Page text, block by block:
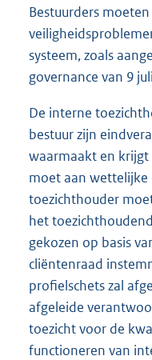
Bestuurders
systeem, zoals
governance van 9
De interne
bestuur zijn
waarmaakt en
moet aan wettelijke
toezichthouder
het
gekozen op basis
cliëntenraad
profielschets zal
afgeleide
toezicht voor de
functioneren van